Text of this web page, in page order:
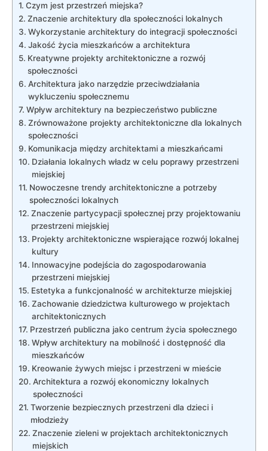
Czym jest przestrzeń miejska?
Znaczenie architektury dla‍ społeczności ‍lokalnych
Wykorzystanie architektury do integracji społeczności
Jakość życia mieszkańców ⁢a⁣ architektura
Kreatywne projekty architektoniczne a rozwój
społeczności
Architektura jako narzędzie przeciwdziałania
‍wykluczeniu społecznemu
Wpływ architektury na⁢ bezpieczeństwo ⁤publiczne
Zrównoważone‍ projekty ‌architektoniczne ​dla lokalnych
​społeczności
Komunikacja ​między ‌architektami a mieszkańcami
Działania lokalnych władz w celu poprawy ​przestrzeni
miejskiej
Nowoczesne trendy architektoniczne a potrzeby
społeczności lokalnych
Znaczenie⁢ partycypacji społecznej przy projektowaniu
przestrzeni miejskiej
Projekty architektoniczne wspierające‌ rozwój ‍lokalnej
kultury
Innowacyjne podejścia do‌ zagospodarowania‌
przestrzeni miejskiej
Estetyka ⁢a funkcjonalność w architekturze miejskiej
Zachowanie ⁤dziedzictwa kulturowego ​w projektach
architektonicznych
Przestrzeń⁤ publiczna‍ jako centrum życia społecznego
Wpływ‍ architektury​ na mobilność i dostępność dla
mieszkańców
Kreowanie ⁢żywych miejsc⁣ i​ przestrzeni w mieście
Architektura a rozwój ekonomiczny lokalnych
społeczności
Tworzenie bezpiecznych przestrzeni dla ⁣dzieci i
⁢młodzieży
Znaczenie zieleni ‌w​ projektach architektonicznych
miejskich